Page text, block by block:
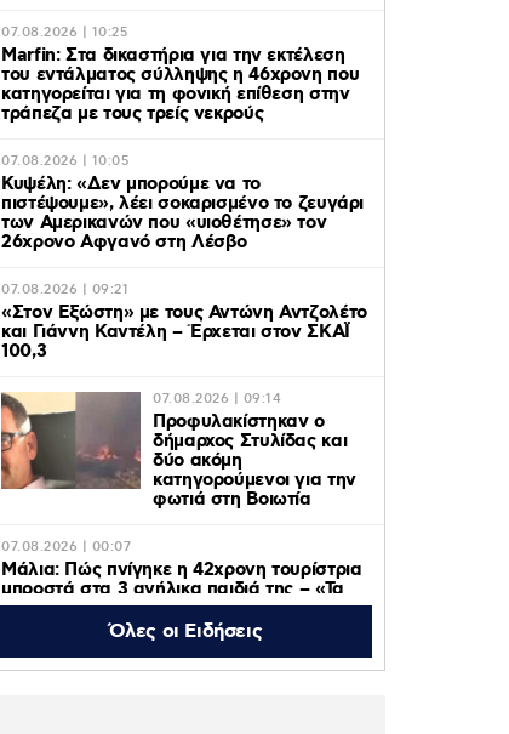
07.08.2026 | 10:25
Marfin: Στα δικαστήρια για την εκτέλεση
του εντάλματος σύλληψης η 46χρονη που
κατηγορείται για τη φονική επίθεση στην
τράπεζα με τους τρείς νεκρούς
07.08.2026 | 10:05
Κυψέλη: «Δεν μπορούμε να το
πιστέψουμε», λέει σοκαρισμένο το ζευγάρι
των Αμερικανών που «υιοθέτησε» τον
26χρονο Αφγανό στη Λέσβο
07.08.2026 | 09:21
«Στον Εξώστη» με τους Αντώνη Αντζολέτο
και Γιάννη Καντέλη – Έρχεται στον ΣΚΑΪ
100,3
07.08.2026 | 09:14
Προφυλακίστηκαν ο
δήμαρχος Στυλίδας και
δύο ακόμη
κατηγορούμενοι για την
φωτιά στη Βοιωτία
07.08.2026 | 00:07
Μάλια: Πώς πνίγηκε η 42χρονη τουρίστρια
μπροστά στα 3 ανήλικα παιδιά της – «Τα
παιδιά φώναζαν και έκλαιγαν, ήταν σε
κατάσταση πανικού»
06.08.2026 | 23:39
Όλες οι Ειδήσεις